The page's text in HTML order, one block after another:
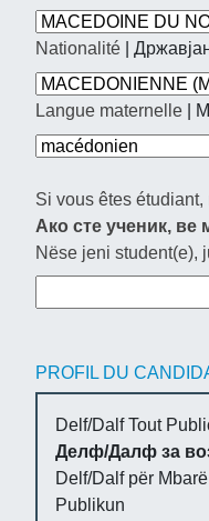
Nationalité |
Langue maternelle |
Si vous êtes
Ако сте ученик,
Nëse jeni student(e),
PROFIL DU
Delf/Dalf Tout
Делф/Далф за
Delf/Dalf për Mbarë
Publikun